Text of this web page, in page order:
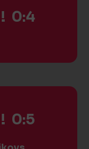
0:4
0:5